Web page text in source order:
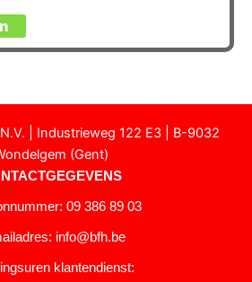
N.V. | Industrieweg 122 E3 | B-9032
(Gent)
09 386 89 03
info@bfh.be
klantendienst: